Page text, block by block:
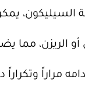
السيليكون،
أو الريزن،
مراراً